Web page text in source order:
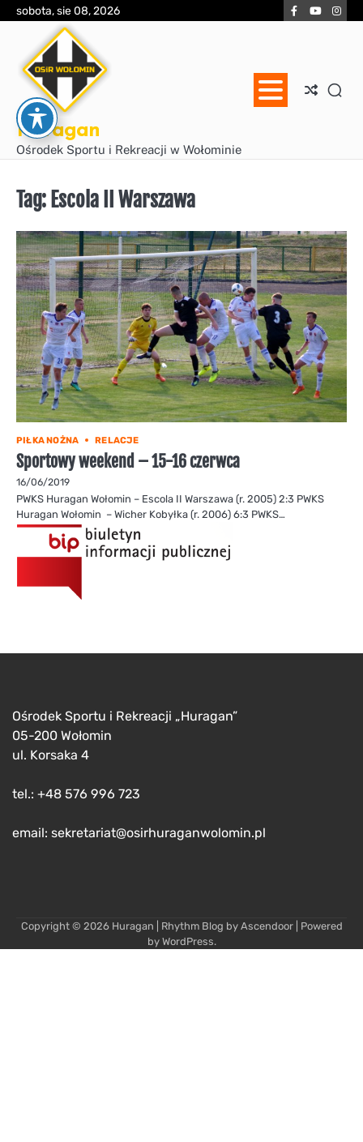
Skip
content
sobota, sie 08, 2026 Facebook
YouTube
Huragan
Ośrodek Sportu i Rekreacji w Wołominie
Tag: Escola II Warszawa
PIŁKA NOŻNA RELACJE
Sportowy weekend – 15-16 czerwca
16/06/2019
PWKS Huragan Wołomin – Escola II Warszawa (r. 2005) 2:3 PWKS
Huragan Wołomin – Wicher Kobyłka (r. 2006) 6:3 PWKS…
Ośrodek Sportu i Rekreacji „Huragan”
05-200 Wołomin
ul. Korsaka 4
tel.: +48 576 996 723
email: sekretariat@osirhuraganwolomin.pl
Copyright © 2026 Huragan | Rhythm Blog by Ascendoor| Powered
by WordPress.